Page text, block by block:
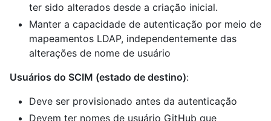
ter sido alterados desde a criação inicial.
Manter a capacidade de autenticação por meio de
mapeamentos LDAP, independentemente das
alterações de nome de usuário
Usuários do SCIM (estado de destino):
Deve ser provisionado antes da autenticação
Devem ter nomes de usuário GitHub que